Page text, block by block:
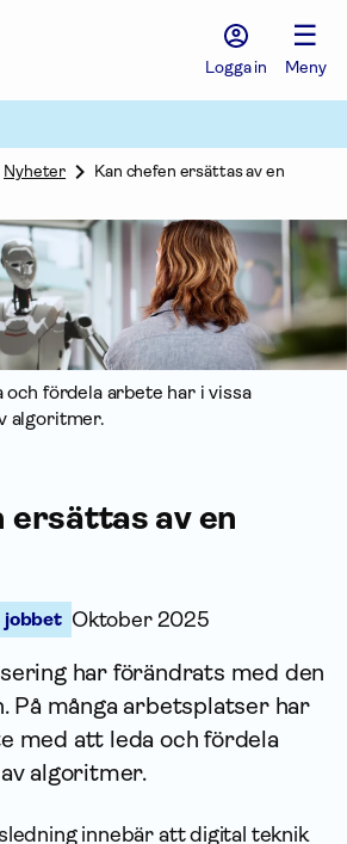
Logga in
☰
Meny
Nyheter
Kan chefen ersättas av en
fördela arbete har i vissa
algoritmer.
ersättas av en
jobbet Oktober 2025
har förändrats med den
På många arbetsplatser har
med att leda och fördela
algoritmer.
innebär att digital teknik